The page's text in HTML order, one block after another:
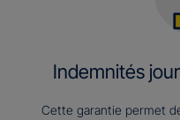
Indemnités
Cette garantie permet